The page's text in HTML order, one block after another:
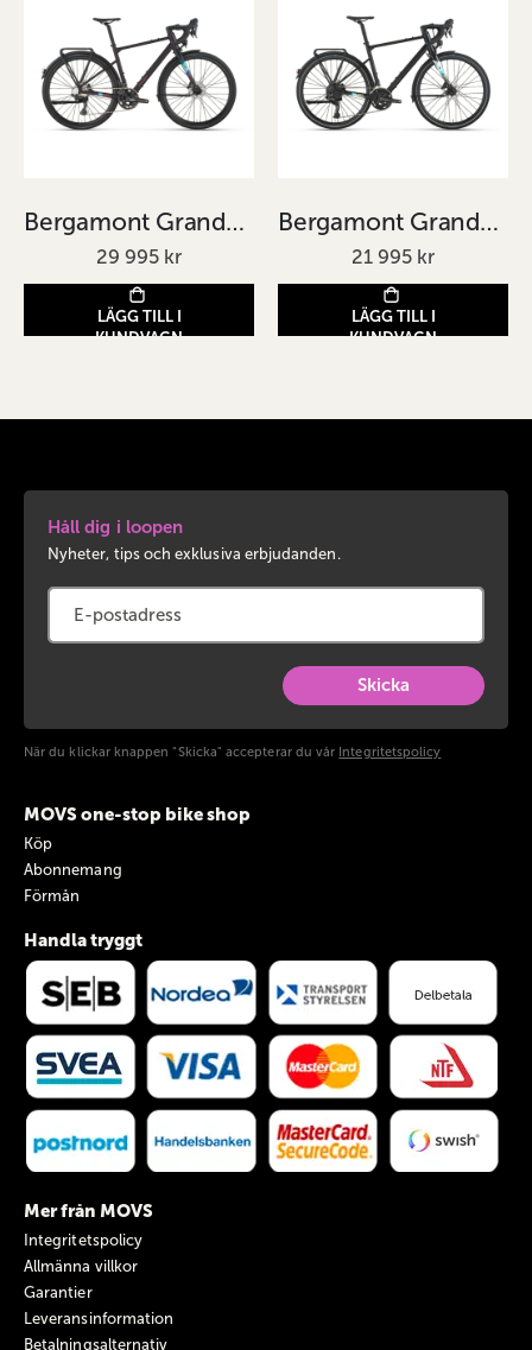
Bergamont Grandurance RD 10 svart med röd ton
29 995 kr
LÄGG TILL I
KUNDVAGN
Bergamont Grandurance RD 30 matt svart
21 995 kr
LÄGG TILL I
KUNDVAGN
Håll dig i loopen
Nyheter, tips och exklusiva erbjudanden.
Skicka
När du klickar knappen "Skicka" accepterar du vår Integritetspolicy
MOVS one-stop bike shop
Köp
Abonnemang
Förmån
Handla tryggt
Mer från MOVS
Integritetspolicy
Allmänna villkor
Garantier
Leveransinformation
Betalningsalternativ